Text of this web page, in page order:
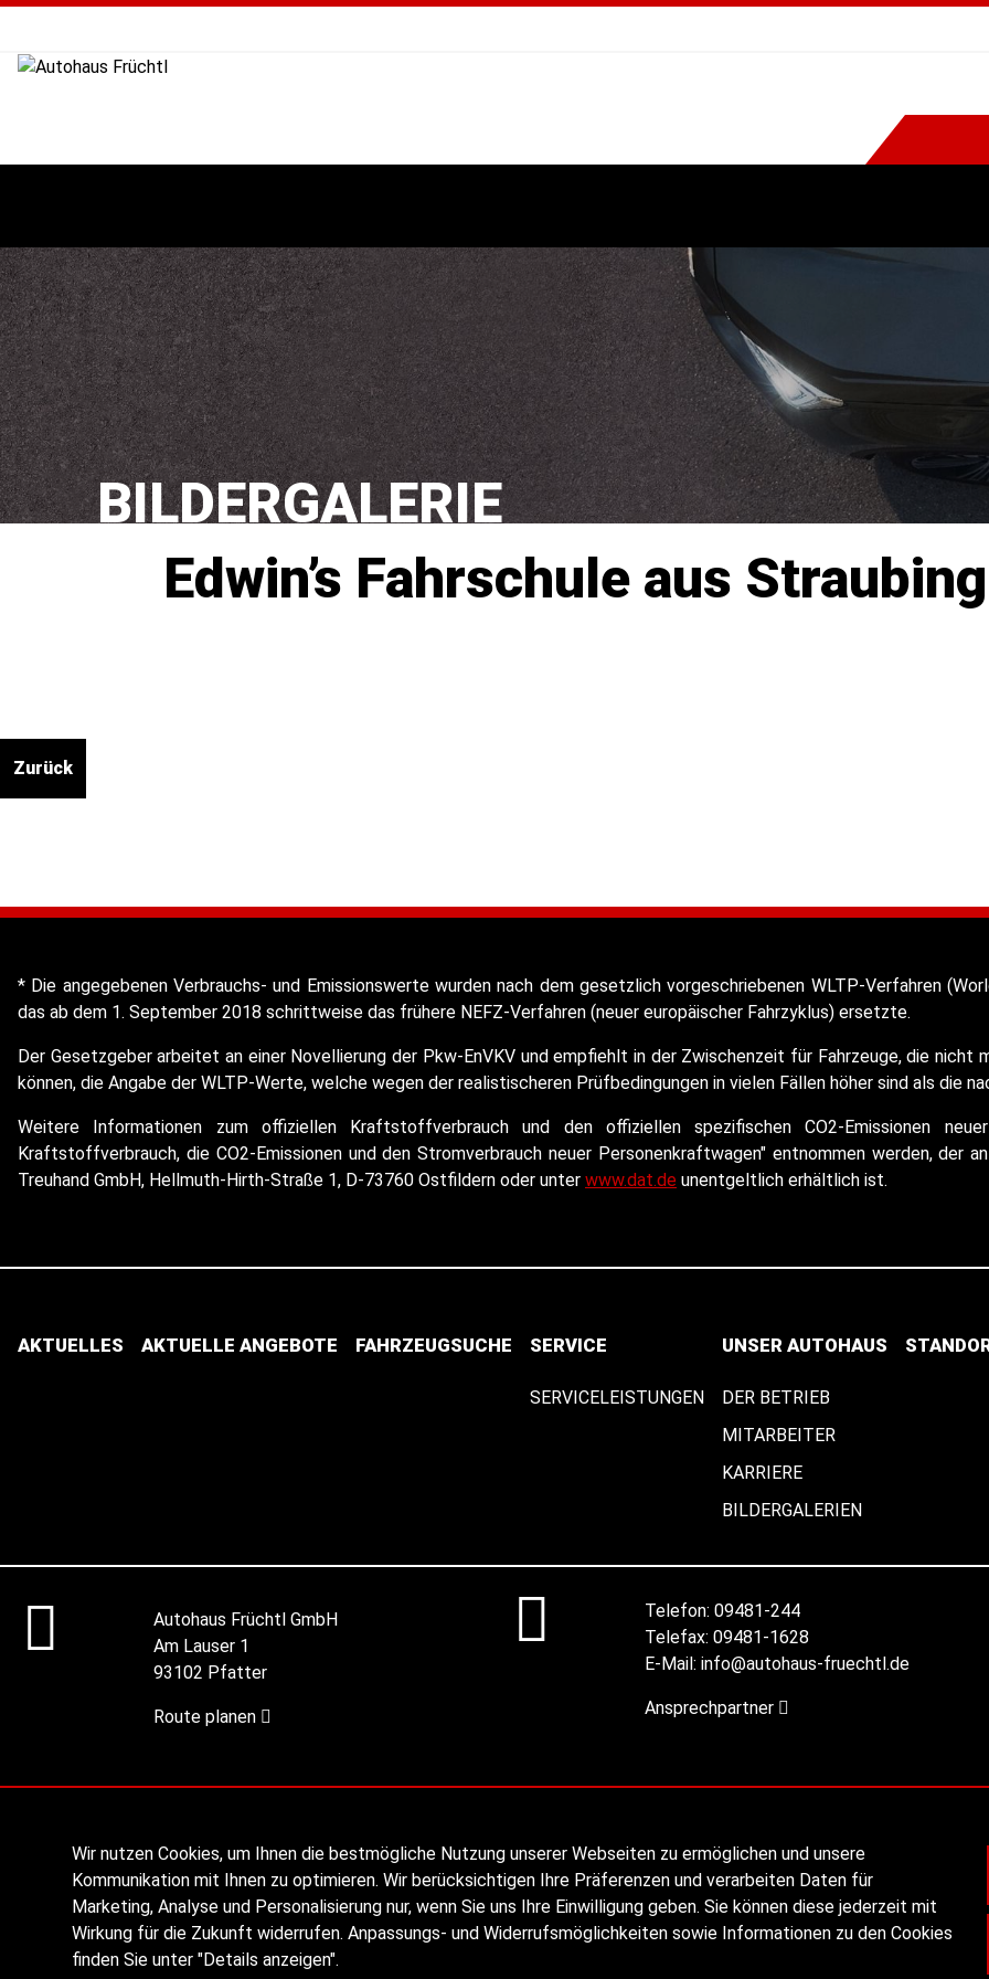
Wir nutzen Cookies, um Ihnen die bestmögliche Nutzung unserer Webseiten zu ermöglichen und unsere
Kommunikation mit Ihnen zu optimieren. Wir berücksichtigen Ihre Präferenzen und verarbeiten Daten für
Marketing, Analyse und Personalisierung nur, wenn Sie uns Ihre Einwilligung geben. Sie können diese jederzeit mit
Wirkung für die Zukunft widerrufen. Anpassungs- und Widerrufsmöglichkeiten sowie Informationen zu den Cookies
finden Sie unter "Details anzeigen".
BILDERGALERIE
Edwin’s Fahrschule aus
Zurück
* Die angegebenen Verbrauchs- und Emissionswerte wurden nach dem gesetzlich vorgeschriebenen WLTP-Verfahren
das ab dem 1. September 2018 schrittweise das frühere NEFZ-Verfahren (neuer europäischer Fahrzyklus) ersetzte.
Der Gesetzgeber arbeitet an einer Novellierung der Pkw-EnVKV und empfiehlt in der Zwischenzeit für Fahrzeuge, die nicht
können, die Angabe der WLTP-Werte, welche wegen der realistischeren Prüfbedingungen in vielen Fällen höher sind als die
Weitere Informationen zum offiziellen Kraftstoffverbrauch und den offiziellen spezifischen CO2-Emissionen
Kraftstoffverbrauch, die CO2-Emissionen und den Stromverbrauch neuer Personenkraftwagen" entnommen werden, der
Treuhand GmbH, Hellmuth-Hirth-Straße 1, D-73760 Ostfildern oder unter www.dat.de unentgeltlich erhältlich ist.
AKTUELLES AKTUELLE ANGEBOTE FAHRZEUGSUCHE SERVICE
SERVICELEISTUNGEN
UNSER AUTOHAUS
DER BETRIEB
MITARBEITER
KARRIERE
BILDERGALERIEN
Autohaus Früchtl GmbH
Am Lauser 1
93102 Pfatter
Route planen
Telefon: 09481-244
Telefax: 09481-1628
E-Mail: info@autohaus-fruechtl.de
Ansprechpartner